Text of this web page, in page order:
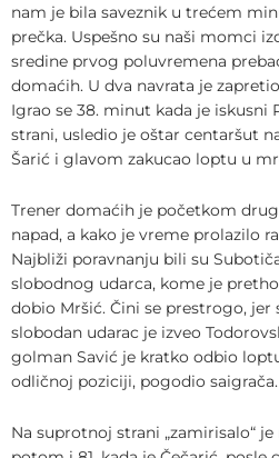
nam je bila saveznik u trećem
prečka. Uspešno su naši momci
sredine prvog poluvremena
domaćih. U dva navrata je
Igrao se 38. minut kada je
strani, usledio je oštar centaršut
Šarić i glavom zakucao loptu u
Trener domaćih je početkom
napad, a kako je vreme prolazilo
Najbliži poravnanju bili su
slobodnog udarca, kome je
dobio Mršić. Čini se prestrogo, jer
slobodan udarac je izveo
golman Savić je kratko odbio
odličnoj poziciji, pogodio saigrača.
Na suprotnoj strani „zamirisalo“